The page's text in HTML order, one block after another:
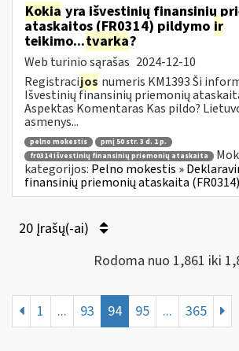
Kokia yra išvestinių finansinių
ataskaitos (FR0314) pildymo ir
teikimo...tvarka?
Web turinio sąrašas 2024-12-10
Registracijos numeris KM1393 Ši
Išvestinių finansinių priemonių
Aspektas Komentaras Kas pildo?
asmenys...
pelno mokestis
pmį 50 str. 3 d. 1 p.
fr0314 išvestinių finansinių priemonių ataskaita
kategorijos: Pelno mokestis »
finansinių priemonių ataskaita (FR0314)
20 Įrašų(-ai)
Rodoma nuo 1,861 iki
1 ... 93 94 95 ... 365